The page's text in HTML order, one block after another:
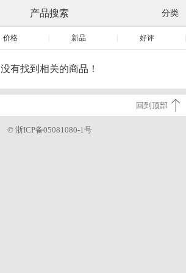
产品搜索 分类
价格 新品 好评
没有找到相关的商品！
回到顶部
© 浙ICP备05081080-1号